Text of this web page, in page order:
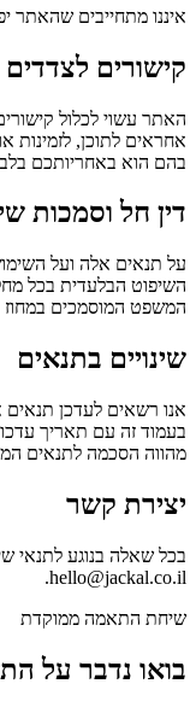
איננו מתחייבים שהאתר
קישורים
האתר עשוי לכלול
אחראים לתוכן,
בהם הוא באחריותכם
דין חל וסמכות
על תנאים אלה ועל
השיפוט הבלעדית בכל
המשפט המוסמכים במחוז
שינויים בתנאים
אנו רשאים לעדכן
בעמוד זה עם תאריך
מהווה הסכמה לתנאים
יצירת קשר
בכל שאלה בנוגע לתנאי
hello@jackal.co.il.
שיחת התאמה ממוקדת
בואו נדבר על